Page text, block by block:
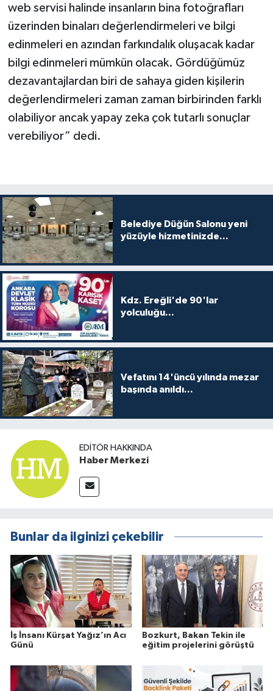
web servisi halinde insanların bina fotoğrafları
üzerinden binaları değerlendirmeleri ve bilgi
edinmeleri en azından farkındalık oluşacak kadar
bilgi edinmeleri mümkün olacak. Gördüğümüz
dezavantajlardan biri de sahaya giden kişilerin
değerlendirmeleri zaman zaman birbirinden farklı
olabiliyor ancak yapay zeka çok tutarlı sonuçlar
verebiliyor” dedi.
Belediye Düğün Salonu yeni
yüzüyle hizmetinizde...
Kdz. Ereğli'de 90'lar
yolculuğu...
Vefatını 14'üncü yılında mezar
başında anıldı...
EDITÖR HAKKINDA
Haber Merkezi
Bunlar da ilginizi çekebilir
İş İnsanı Kürşat Yağız’ın Acı
Günü
Bozkurt, Bakan Tekin ile
eğitim projelerini görüştü